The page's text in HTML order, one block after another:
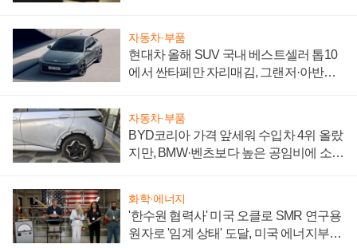
자동차·부품
현대차 올해 SUV 국내 베스트셀러 톱10
에서 싼타페만 자리매김, 그랜저·아반떼
자동차·부품
BYD코리아 가격 앞세워 수입차 4위 올랐
지만, BMW·벤츠보다 높은 공임비에 소비
화학·에너지
'한수원 협력사' 미국 오클로 SMR 연구용
원자로 '임계 상태' 도달, 미국 에너지부